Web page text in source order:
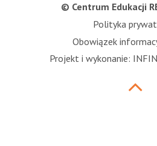
© Centrum Edukacji
Polityka
Obowiązek
Projekt i wykonanie: